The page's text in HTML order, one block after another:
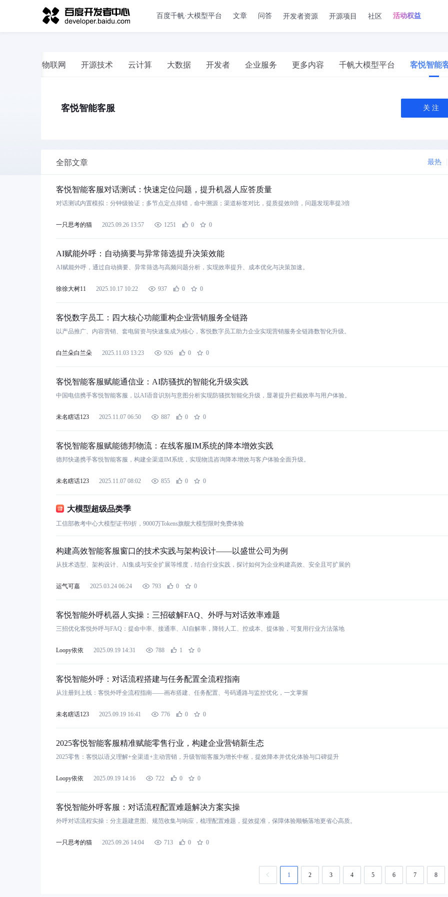
百度千帆·大模型平台 文章 问答 开发者资源 开源项目 社区 活动权益
物联网 开源技术 云计算 大数据 开发者 企业服务 更多内容 千帆大模型平台 客悦智能
客悦智能客服 关 注
全部文章 最热
客悦智能客服对话测试：快速定位问题，提升机器人应答质量
对话测试内置模拟：分钟级验证；多节点定点排错，命中溯源；渠道标签对比，提质提效8倍，问题发现率提3倍
一只思考的猫 2025.09.26 13:57 1251 0 0
AI赋能外呼：自动摘要与异常筛选提升决策效能
AI赋能外呼，通过自动摘要、异常筛选与高频问题分析，实现效率提升、成本优化与决策加速。
徐徐大树11 2025.10.17 10:22 937 0 0
客悦数字员工：四大核心功能重构企业营销服务全链路
以产品推广、内容营销、套电留资与快速集成为核心，客悦数字员工助力企业实现营销服务全链路数智化升级。
白兰朵白兰朵 2025.11.03 13:23 926 0 0
客悦智能客服赋能通信业：AI防骚扰的智能化升级实践
中国电信携手客悦智能客服，以AI语音识别与意图分析实现防骚扰智能化升级，显著提升拦截效率与用户体验。
未名瞎话123 2025.11.07 06:50 887 0 0
客悦智能客服赋能德邦物流：在线客服IM系统的降本增效实践
德邦快递携手客悦智能客服，构建全渠道IM系统，实现物流咨询降本增效与客户体验全面升级。
未名瞎话123 2025.11.07 08:02 855 0 0
大模型超级品类季
工信部教考中心大模型证书9折，9000万Tokens旗舰大模型限时免费体验
构建高效智能客服窗口的技术实践与架构设计——以盛世公司为例
从技术选型、架构设计、AI集成与安全扩展等维度，结合行业实践，探讨如何为企业构建高效、安全且可扩展的
运气可嘉 2025.03.24 06:24 793 0 0
客悦智能外呼机器人实操：三招破解FAQ、外呼与对话效率难题
三招优化客悦外呼与FAQ：提命中率、接通率、AI自解率，降转人工、控成本、提体验，可复用行业方法落地
Loopy依依 2025.09.19 14:31 788 1 0
客悦智能外呼：对话流程搭建与任务配置全流程指南
从注册到上线：客悦外呼全流程指南——画布搭建、任务配置、号码通路与监控优化，一文掌握
未名瞎话123 2025.09.19 16:41 776 0 0
2025客悦智能客服精准赋能零售行业，构建企业营销新生态
2025零售：客悦以语义理解+全渠道+主动营销，升级智能客服为增长中枢，提效降本并优化体验与口碑提升
Loopy依依 2025.09.19 14:16 722 0 0
客悦智能外呼客服：对话流程配置难题解决方案实操
外呼对话流程实操：分主题建意图、规范收集与响应，梳理配置难题，提效提准，保障体验顺畅落地更省心高质。
一只思考的猫 2025.09.26 14:04 713 0 0
1 2 3 4 5 6 7 8